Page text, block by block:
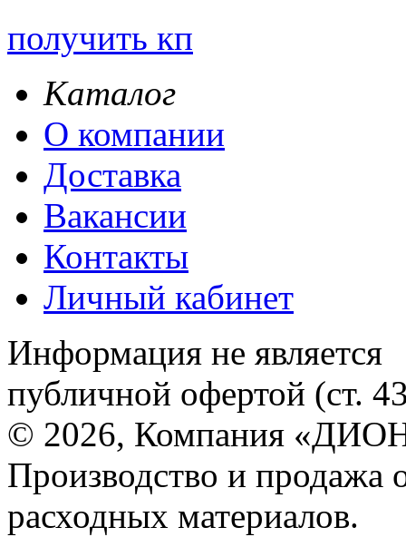
получить кп
Каталог
О компании
Доставка
Вакансии
Контакты
Личный кабинет
Информация не является
публичной офертой (ст.
© 2026, Компания
Производство и продажа
расходных материалов.